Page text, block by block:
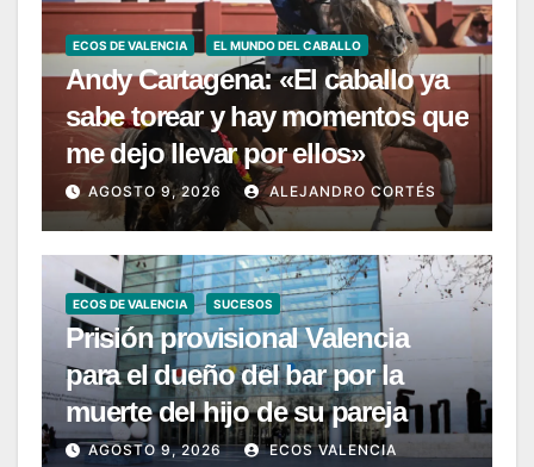
ECOS DE VALENCIA EL MUNDO DEL CABALLO
Andy Cartagena: «El caballo ya
sabe torear y hay momentos que
me dejo llevar por ellos»
AGOSTO 9, 2026 ALEJANDRO CORTÉS
ECOS DE VALENCIA SUCESOS
Prisión provisional Valencia
para el dueño del bar por la
muerte del hijo de su pareja
AGOSTO 9, 2026 ECOS VALENCIA